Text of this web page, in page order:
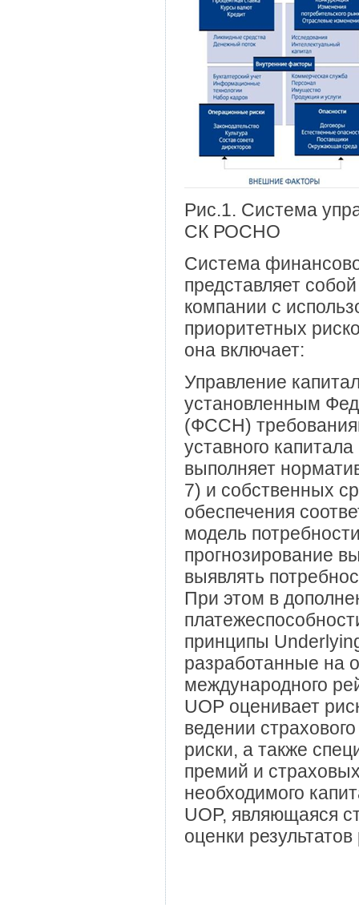
Рис.1. Система
СК РОСНО
Система
представляет
компании с
приоритетных
она включает:
Управление
установленным
(ФССН)
уставного
выполняет
7) и собственных
обеспечения
модель
прогнозирование
выявлять
При этом в
принципы
разработанные на
международного
UOP оценивает
ведении
риски, а также
премий и
необходимого
UOP, являющаяся
оценки